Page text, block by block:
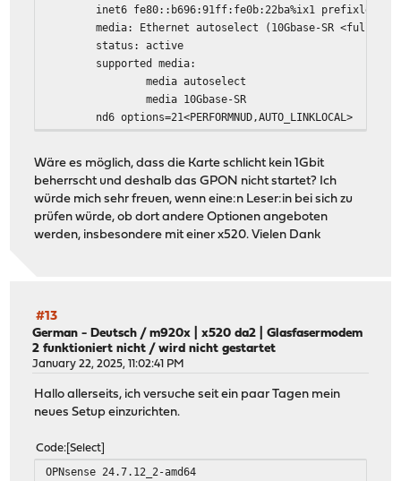
inet6 fe80::b696:91ff:fe0b:22ba%ix1 prefixlen 64
media: Ethernet autoselect (10Gbase-SR <full-
status: active
supported media:
media autoselect
media 10Gbase-SR
nd6 options=21<PERFORMNUD,AUTO_LINKLOCAL>
Wäre es möglich, dass die Karte schlicht kein 1Gbit
beherrscht und deshalb das GPON nicht startet? Ich
würde mich sehr freuen, wenn eine:n Leser:in bei sich zu
prüfen würde, ob dort andere Optionen angeboten
werden, insbesondere mit einer x520. Vielen Dank
#13
German - Deutsch /m920x | x520 da2 | Glasfasermodem
2 funktioniert nicht / wird nicht gestartet
January 22, 2025, 11:02:41 PM
Hallo allerseits, ich versuche seit ein paar Tagen mein
neues Setup einzurichten.
Code Select
OPNsense 24.7.12_2-amd64